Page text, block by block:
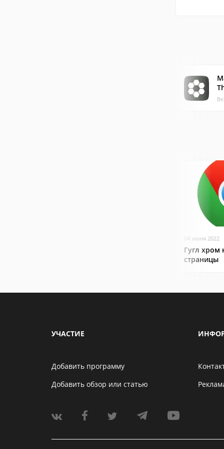
04 июня 2022
Гугл хром
страницы
УЧАСТИЕ
Добавить программу
Добавить обзор или статью